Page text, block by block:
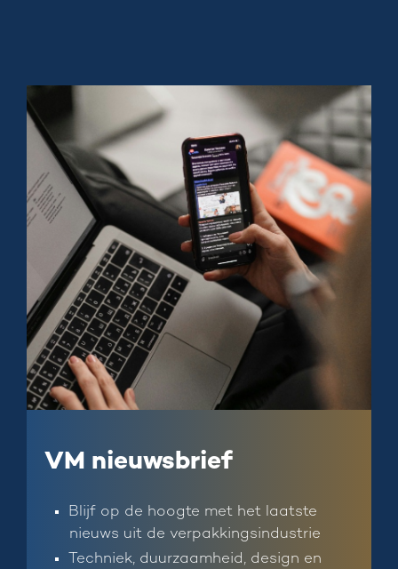
VM nieuwsbrief
Blijf op de hoogte met het laatste
nieuws uit de verpakkingsindustrie
Techniek, duurzaamheid, design en